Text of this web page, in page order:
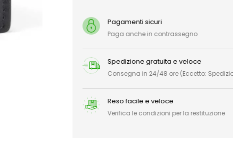
Pagamenti sicuri
Paga anche in contrassegno
Spedizione gratuita e veloce
Consegna in 24/48 ore (Eccetto:
Reso facile e veloce
Verifica le condizioni per la restituzione